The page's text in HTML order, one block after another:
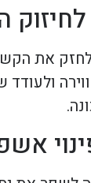
לחזק את
ולעודד